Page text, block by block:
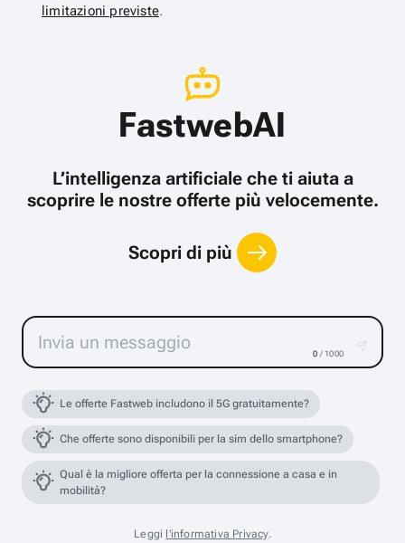
limitazioni previste.
FastwebAI
L’intelligenza artificiale che ti aiuta a
scoprire le nostre offerte più velocemente.
Scopri di più
0 / 1000
Le offerte Fastweb includono il 5G gratuitamente?
Che offerte sono disponibili per la sim dello smartphone?
Qual è la migliore offerta per la connessione a casa e in
mobilità?
Leggi l'informativa Privacy.